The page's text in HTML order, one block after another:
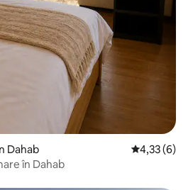
Dahab Scor mediu
4,33 (6)
în Dahab